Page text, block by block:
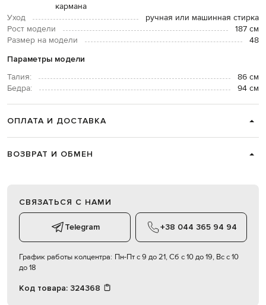
кармана
Уход
ручная или машинная стирка
Рост модели
187 см
Размер на модели
48
Параметры модели
Талия:
86 см
Бедра:
94 см
ОПЛАТА И ДОСТАВКА
ВОЗВРАТ И ОБМЕН
СВЯЗАТЬСЯ С НАМИ
Telegram +38 044 365 94 94
График работы колцентра: Пн-Пт с 9 до 21, Сб с 10 до 19, Вс с 10
до 18
Код товара: 324368